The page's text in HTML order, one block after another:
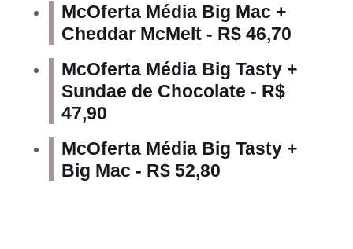
McOferta Média Big Mac +
Cheddar McMelt - R$ 46,70
McOferta Média Big Tasty +
Sundae de Chocolate - R$
47,90
McOferta Média Big Tasty +
Big Mac - R$ 52,80